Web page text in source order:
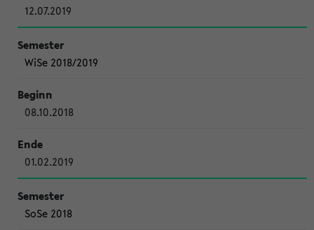
12.07.2019
WiSe 2018/2019
08.10.2018
01.02.2019
SoSe 2018